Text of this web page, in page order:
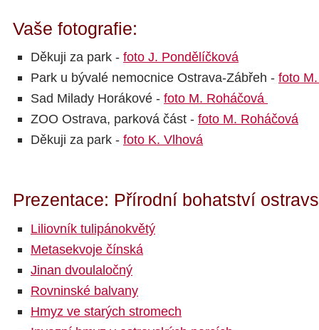
Vaše fotografie:
Děkuji za park - foto J. Pondělíčková
Park u bývalé nemocnice Ostrava-Zábřeh - foto
Sad Milady Horákové - foto M. Roháčová
ZOO Ostrava, parková část - foto M. Roháčová
Děkuji za park - foto K. Vlhová
Prezentace: Přírodní bohatství
Liliovník tulipánokvětý
Metasekvoje čínská
Jinan dvoulaločný
Rovninské balvany
Hmyz ve starých stromech